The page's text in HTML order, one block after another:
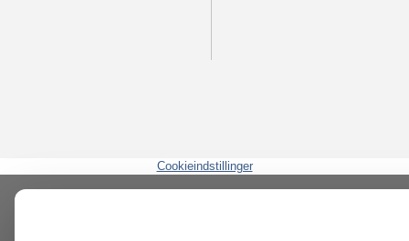
Cookieindstillinger